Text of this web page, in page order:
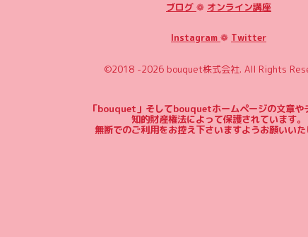
ブログ ❁ オンライン講座
Instagram ❁ Twitter
©2018 -2026 bouquet株式会社. All Rights
「bouquet」そしてbouquetホームページの文章や
知的財産権法によって保護されています。
無断でのご利用をお控え下さいますようお願いいた